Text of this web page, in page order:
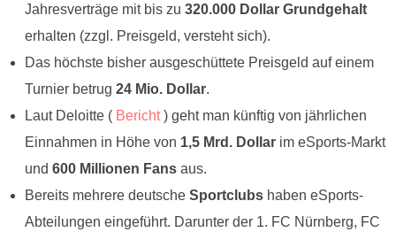
Jahresverträge mit bis zu 320.000 Dollar Grundgehalt
erhalten (zzgl. Preisgeld, versteht sich).
Das höchste bisher ausgeschüttete Preisgeld auf einem
Turnier betrug 24 Mio. Dollar.
Laut Deloitte ( Bericht) geht man künftig von jährlichen
Einnahmen in Höhe von 1,5 Mrd. Dollar im eSports-Markt
und 600 Millionen Fans aus.
Bereits mehrere deutscheSportclubshaben eSports-
Abteilungen eingeführt. Darunter der 1. FC Nürnberg, FC